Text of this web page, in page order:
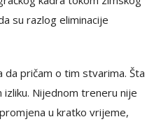
su razlog eliminacije
pričam o tim stvarima. Šta
Nijednom treneru nije
u kratko vrijeme,